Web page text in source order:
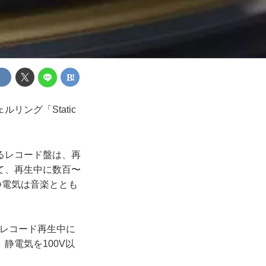
リング「Static
コード盤は、再
、再生中に数百〜
気は音楽ととも
コード再生中に
静電気を100V以